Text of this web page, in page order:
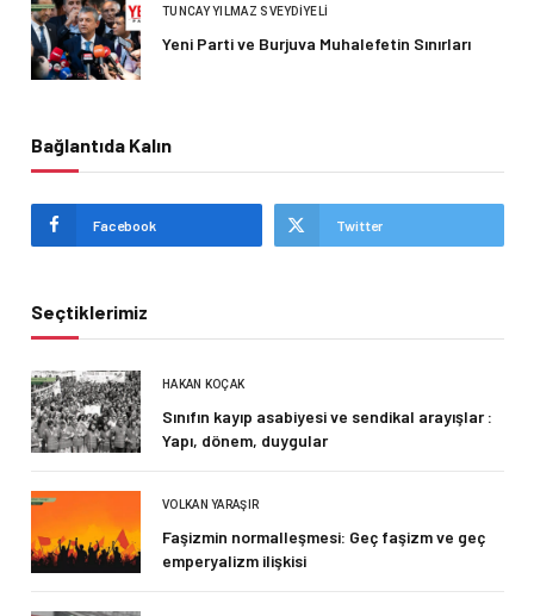
TUNCAY YILMAZ SVEYDIYELI
Yeni Parti ve Burjuva Muhalefetin Sınırları
Bağlantıda Kalın
Facebook Twitter
Seçtiklerimiz
HAKAN KOÇAK
Sınıfın kayıp asabiyesi ve sendikal arayışlar :
Yapı, dönem, duygular
VOLKAN YARAŞIR
Faşizmin normalleşmesi: Geç faşizm ve geç
emperyalizm ilişkisi